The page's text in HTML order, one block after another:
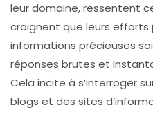
leur domaine, ressentent
craignent que leurs efforts
informations précieuses
réponses brutes et
Cela incite à s’interroger
blogs et des sites